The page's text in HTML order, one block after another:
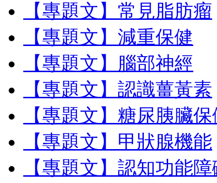
【專題文】常見脂肪瘤
【專題文】減重保健
【專題文】腦部神經
【專題文】認識薑黃素
【專題文】糖尿胰臟
【專題文】甲狀腺機能
【專題文】認知功能